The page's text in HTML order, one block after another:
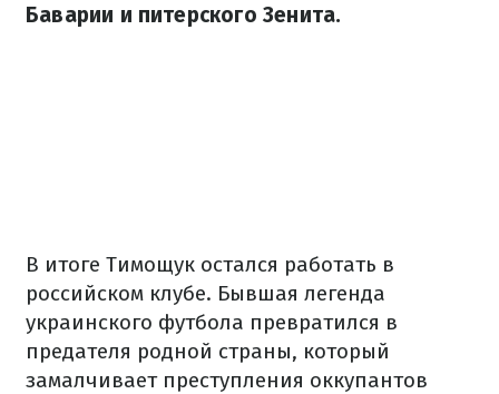
Баварии и питерского Зенита.
В итоге Тимощук остался работать в
российском клубе. Бывшая легенда
украинского футбола превратился в
предателя родной страны, который
замалчивает преступления оккупантов